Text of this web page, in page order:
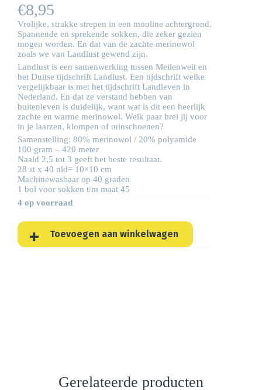
€8,95
Vrolijke, strakke strepen in een mouline achtergrond.
Spannende en sprekende sokken, die zeker gezien
mogen worden. En dat van de zachte merinowol
zoals we van Landlust gewend zijn.
Landlust is een samenwerking tussen Meilenweit en
het Duitse tijdschrift Landlust. Een tijdschrift welke
vergelijkbaar is met het tijdschrift Landleven in
Nederland. En dat ze verstand hebben van
buitenleven is duidelijk, want wat is dit een heerlijk
zachte en warme merinowol. Welk paar brei jij voor
in je laarzen, klompen of tuinschoenen?
Samenstelling: 80% merinowol / 20% polyamide
100 gram – 420 meter
Naald 2,5 tot 3 geeft het beste resultaat.
28 st x 40 nld= 10×10 cm
Machinewasbaar op 40 graden
1 bol voor sokken t/m maat 45
4 op voorraad
Toevoegen aan winkelwagen
Gerelateerde producten